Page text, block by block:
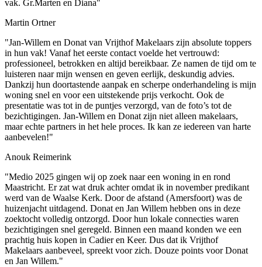
vak. Gr.Marten en Diana"
Martin Ortner
"Jan-Willem en Donat van Vrijthof Makelaars zijn absolute toppers
in hun vak! Vanaf het eerste contact voelde het vertrouwd:
professioneel, betrokken en altijd bereikbaar. Ze namen de tijd om te
luisteren naar mijn wensen en geven eerlijk, deskundig advies.
Dankzij hun doortastende aanpak en scherpe onderhandeling is mijn
woning snel en voor een uitstekende prijs verkocht. Ook de
presentatie was tot in de puntjes verzorgd, van de foto’s tot de
bezichtigingen. Jan-Willem en Donat zijn niet alleen makelaars,
maar echte partners in het hele proces. Ik kan ze iedereen van harte
aanbevelen!"
Anouk Reimerink
"Medio 2025 gingen wij op zoek naar een woning in en rond
Maastricht. Er zat wat druk achter omdat ik in november predikant
werd van de Waalse Kerk. Door de afstand (Amersfoort) was de
huizenjacht uitdagend. Donat en Jan Willem hebben ons in deze
zoektocht volledig ontzorgd. Door hun lokale connecties waren
bezichtigingen snel geregeld. Binnen een maand konden we een
prachtig huis kopen in Cadier en Keer. Dus dat ik Vrijthof
Makelaars aanbeveel, spreekt voor zich. Douze points voor Donat
en Jan Willem."